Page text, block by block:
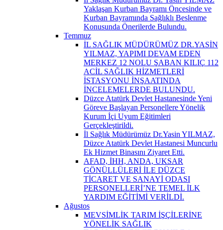
Yaklaşan Kurban Bayramı Öncesinde ve
Kurban Bayramında Sağlıklı Beslenme
Konusunda Önerilerde Bulundu.
Temmuz
İL SAĞLIK MÜDÜRÜMÜZ DR.YASİN
YILMAZ, YAPIMI DEVAM EDEN
MERKEZ 12 NOLU ŞABAN KILIÇ 112
ACİL SAĞLIK HİZMETLERİ
İSTASYONU İNŞAATINDA
İNCELEMELERDE BULUNDU.
Düzce Atatürk Devlet Hastanesinde Yeni
Göreve Başlayan Personellere Yönelik
Kurum İçi Uyum Eğitimleri
Gerçekleştirildi.
İl Sağlık Müdürümüz Dr.Yasin YILMAZ,
Düzce Atatürk Devlet Hastanesi Muncurlu
Ek Hizmet Binasını Ziyaret Etti.
AFAD, İHH, ANDA, UKSAR
GÖNÜLLÜLERİ İLE DÜZCE
TİCARET VE SANAYİ ODASI
PERSONELLERİ’NE TEMEL İLK
YARDIM EĞİTİMİ VERİLDİ.
Ağustos
MEVSİMLİK TARIM İŞÇİLERİNE
YÖNELİK SAĞLIK